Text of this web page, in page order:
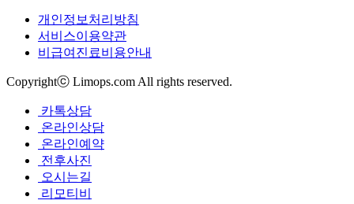
개인정보처리방침
서비스이용약관
비급여진료비용안내
Copyrightⓒ Limops.com All rights reserved.
카톡상담
온라인상담
온라인예약
전후사진
오시는길
리모티비